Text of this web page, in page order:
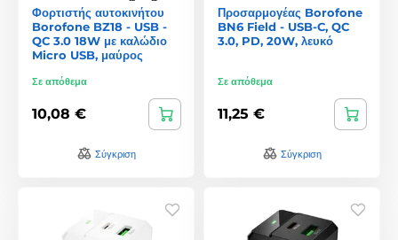
Φορτιστής αυτοκινήτου
Borofone BZ18 - USB -
QC 3.0 18W με καλώδιο
Micro USB, μαύρος
Σε απόθεμα
10,08 €
Σύγκριση
Προσαρμογέας Borofone
BN6 Field - USB-C, QC
3.0, PD, 20W, λευκό
Σε απόθεμα
11,25 €
Σύγκριση